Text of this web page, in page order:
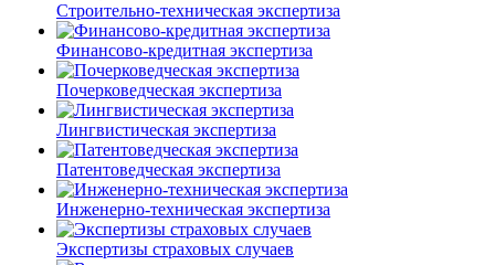
Строительно-техническая экспертиза
Финансово-кредитная экспертиза
Почерковедческая экспертиза
Лингвистическая экспертиза
Патентоведческая экспертиза
Инженерно-техническая экспертиза
Экспертизы страховых случаев